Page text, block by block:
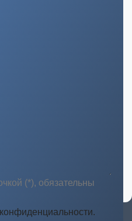
(*), обязательны